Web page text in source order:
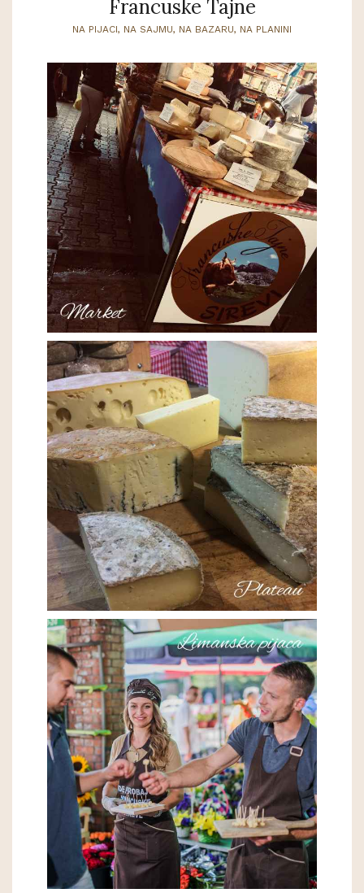
Francuske Tajne
NA PIJACI, NA SAJMU, NA BAZARU, NA PLANINI